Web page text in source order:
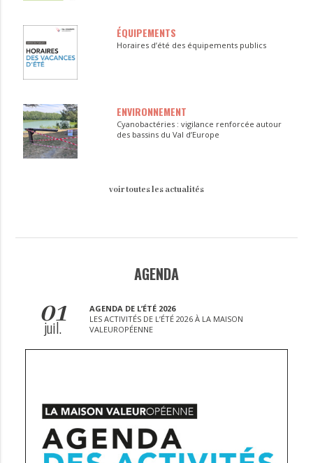
ÉQUIPEMENTS
Horaires d’été des équipements publics
ENVIRONNEMENT
Cyanobactéries : vigilance renforcée autour
des bassins du Val d’Europe
voir toutes les actualités
AGENDA
01
juil.
AGENDA DE L’ÉTÉ 2026
LES ACTIVITÉS DE L’ÉTÉ 2026 À LA MAISON
VALEUROPÉENNE